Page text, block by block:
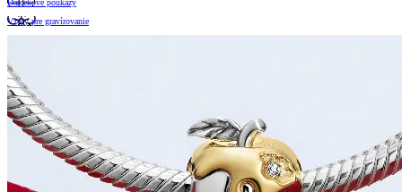
Darčekové poukazy
Vzory pre gravírovanie